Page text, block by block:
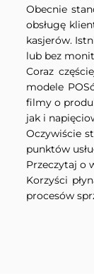
Obecnie
obsługę
kasjerów.
lub bez
Coraz
modele
filmy o
jak i
Oczywiście
punktów
Przeczytaj o
Korzyści
procesów